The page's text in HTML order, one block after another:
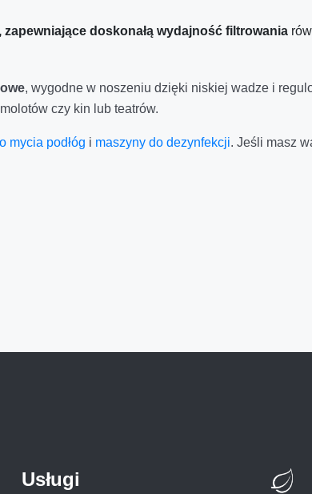
zapewniające doskonałą wydajność filtrowania
, wygodne w noszeniu dzięki niskiej wadze i
czy kin lub teatrów.
mycia podłóg i maszyny do dezynfekcji. Jeśli masz
Usługi